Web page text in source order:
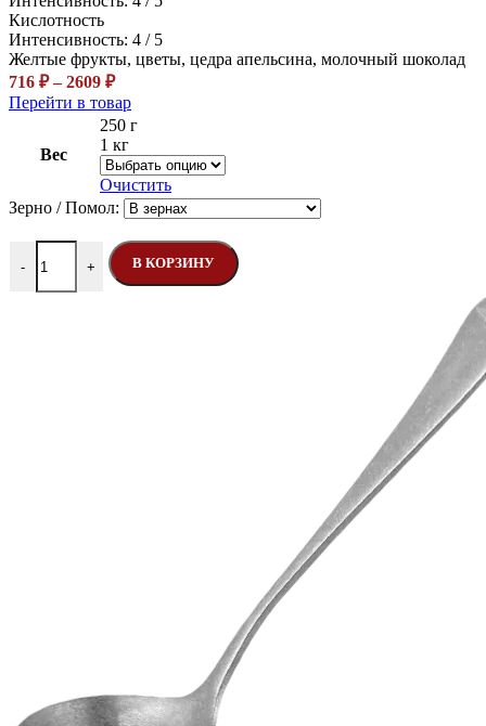
Кислотность
Интенсивность: 4 / 5
Желтые фрукты, цветы, цедра апельсина, молочный шоколад
716 ₽ – 2609 ₽Диапазон
цен:
716 ₽
–
2609 ₽
Перейти в товарЭтот
товар
несколько
вариаций.
Опции
можно
выбрать
на
Вес
250 г
1 кг
Очистить
Зерно / Помол:
-
Количество товара Эфиопия Сидамо
+ В КОРЗИНУ